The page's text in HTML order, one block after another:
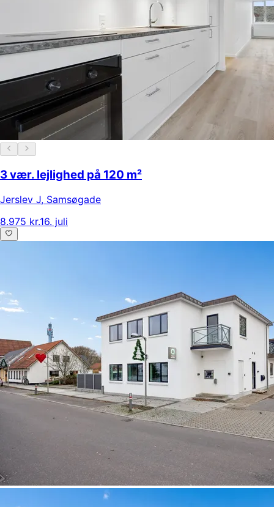
3 vær. lejlighed på 120 m²
Jerslev J, Samsøgade
8.975 kr.16. juli